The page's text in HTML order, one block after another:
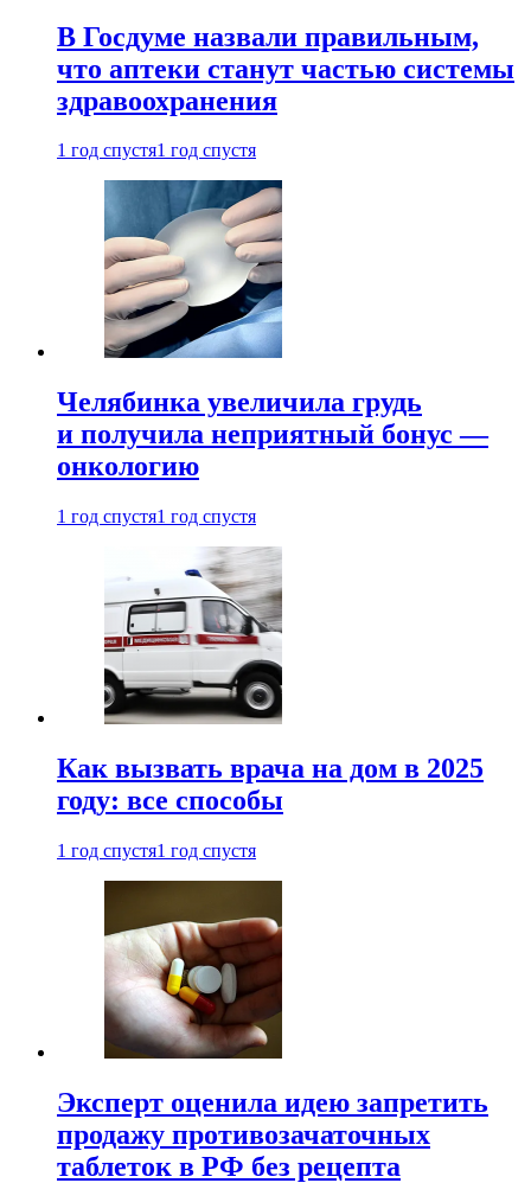
В Госдуме назвали правильным,
что аптеки станут частью системы
здравоохранения
1 год спустя1 год спустя
Челябинка увеличила грудь
и получила неприятный бонус —
онкологию
1 год спустя1 год спустя
Как вызвать врача на дом в 2025
году: все способы
1 год спустя1 год спустя
Эксперт оценила идею запретить
продажу противозачаточных
таблеток в РФ без рецепта